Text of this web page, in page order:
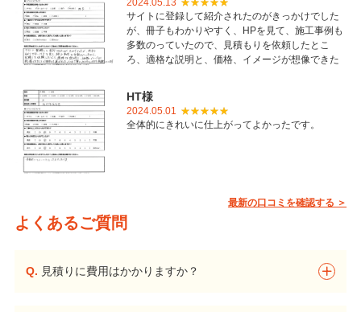
2024.05.13
サイトに登録して紹介されたのがきっかけでした
が、冊子もわかりやすく、HPを見て、施工事例も
多数のっていたので、見積もりを依頼したとこ
ろ、適格な説明と、価格、イメージが想像できた
いただき感謝しています。
HT様
2024.05.01
全体的にきれいに仕上がってよかったです。
最新の口コミを確認する ＞
よくあるご質問
Q. 見積りに費用はかかりますか？